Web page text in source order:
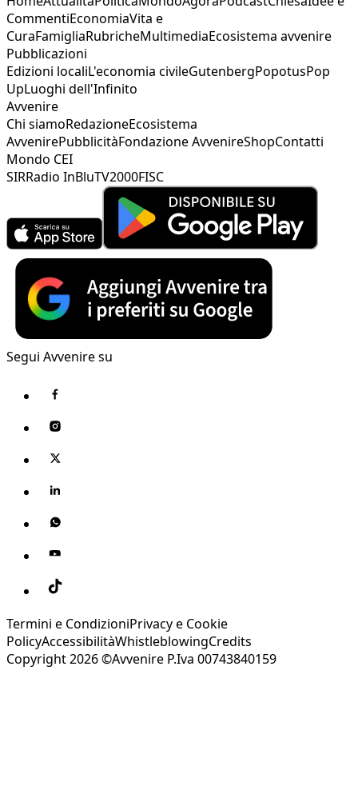
CommentiEconomiaVita e
CuraFamigliaRubricheMultimediaEcosistema avvenire
Pubblicazioni
Edizioni localiL'economia civileGutenbergPopotusPop
UpLuoghi dell'Infinito
Avvenire
Chi siamoRedazioneEcosistema
AvvenirePubblicitàFondazione AvvenireShopContatti
Mondo CEI
SIRRadio InBluTV2000FISC
Segui Avvenire su
Termini e CondizioniPrivacy e Cookie
PolicyAccessibilitàWhistleblowingCredits
Copyright 2026 ©Avvenire P.Iva 00743840159